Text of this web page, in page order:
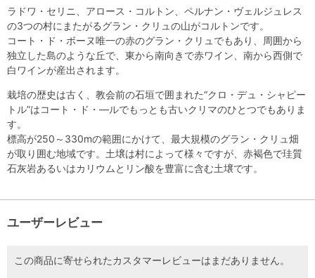
ラドワ・セリニ、アロース・コルトン、ペルナン・ヴェルジュレス
の3つの村にまたがるグラン・クリュの山がコルトンです。
コート・ド・ボーヌ唯一の赤のグラン・クリュでもあり、周囲から
独立した島のような丘で、東から南向きで赤ワイン、南から西側で
白ワインが産出されます。
栽培の歴史は古く、教会前の石垣で囲まれた“クロ・デュ・シャピー
トル”はコート・ド・―ルでもっとも古いクリマのひとつでもありま
す。
標高が250～330mの範囲にかけて、最大規模のグラン・クリュ畑
が取り囲む地域です。土壌は村によって様々ですが、赤褐色で珪質
石灰岩あるいはカリウムとリン酸を豊富に含む土壌です。
ユーザーレビュー
この商品に寄せられたカスタマーレビューはまだありません。